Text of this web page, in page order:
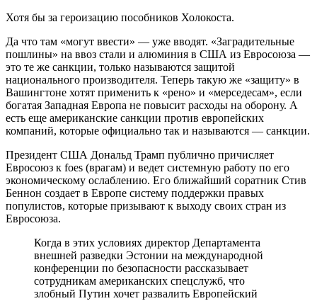
Хотя бы за героизацию пособников Холокоста.
Да что там «могут ввести» — уже вводят. «Заградительные
пошлины» на ввоз стали и алюминия в США из Евросоюза —
это те же санкции, только называются защитой
национального производителя. Теперь такую же «защиту» в
Вашингтоне хотят применить к «рено» и «мерседесам», если
богатая Западная Европа не повысит расходы на оборону. А
есть еще американские санкции против европейских
компаний, которые официально так и называются — санкции.
Президент США Дональд Трамп публично причисляет
Евросоюз к foes (врагам) и ведет системную работу по его
экономическому ослаблению. Его ближайший соратник Стив
Беннон создает в Европе систему поддержки правых
популистов, которые призывают к выходу своих стран из
Евросоюза.
Когда в этих условиях директор Департамента
внешней разведки Эстонии на международной
конференции по безопасности рассказывает
сотрудникам американских спецслужб, что
злобный Путин хочет развалить Европейский